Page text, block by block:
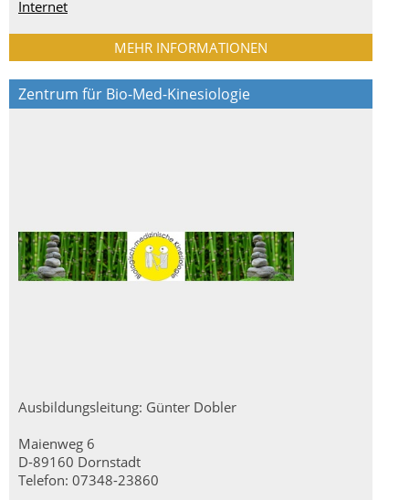
Internet
MEHR INFORMATIONEN
Zentrum für Bio-Med-Kinesiologie
Ausbildungsleitung: Günter Dobler
Maienweg 6
D-89160 Dornstadt
Telefon: 07348-23860